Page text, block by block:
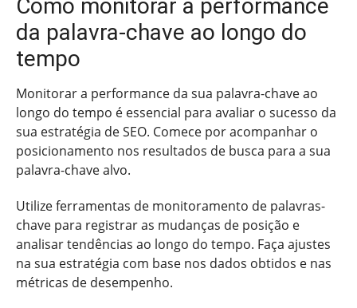
Como monitorar a performance
da palavra-chave ao longo do
tempo
Monitorar a performance da sua palavra-chave ao
longo do tempo é essencial para avaliar o sucesso da
sua estratégia de SEO. Comece por acompanhar o
posicionamento nos resultados de busca para a sua
palavra-chave alvo.
Utilize ferramentas de monitoramento de palavras-
chave para registrar as mudanças de posição e
analisar tendências ao longo do tempo. Faça ajustes
na sua estratégia com base nos dados obtidos e nas
métricas de desempenho.